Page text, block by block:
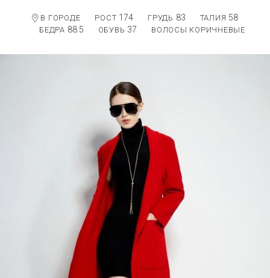
В ГОРОДЕ РОСТ 174 ГРУДЬ 83 ТАЛИЯ 58
БЕДРА 88.5 ОБУВЬ 37 ВОЛОСЫ КОРИЧНЕВЫЕ